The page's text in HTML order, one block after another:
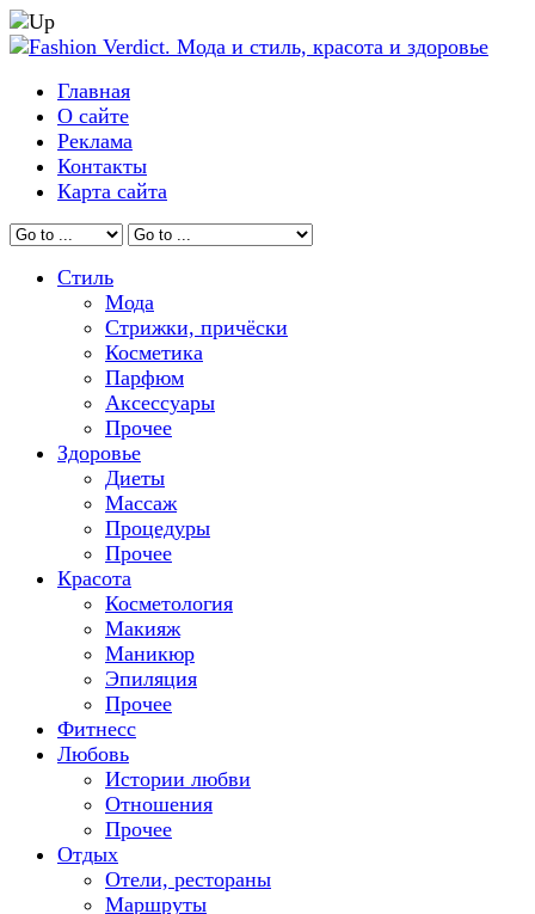
Главная
О сайте
Реклама
Контакты
Карта сайта
Стиль
Мода
Стрижки, причёски
Косметика
Парфюм
Аксессуары
Прочее
Здоровье
Диеты
Массаж
Процедуры
Прочее
Красота
Косметология
Макияж
Маникюр
Эпиляция
Прочее
Фитнесс
Любовь
Истории любви
Отношения
Прочее
Отдых
Отели, рестораны
Маршруты